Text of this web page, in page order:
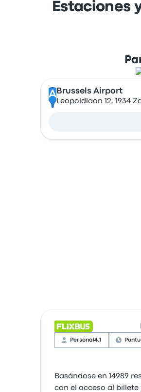
Estaciones
A Brussels Airport
Leopoldlaan 12, 1934
Personal 4.1
Basándose en 14989
con el acceso al billete